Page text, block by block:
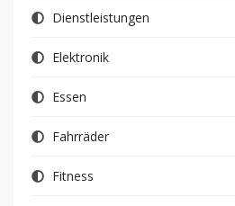
Dienstleistungen
Elektronik
Essen
Fahrräder
Fitness